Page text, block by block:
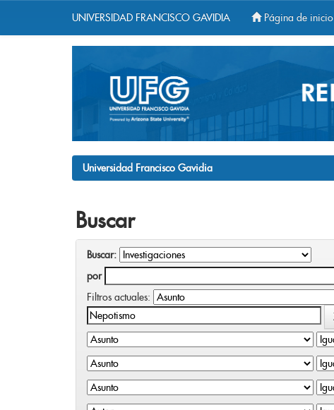
UNIVERSIDAD FRANCISCO GAVIDIA Página de inicio
Universidad Francisco Gavidia
Buscar
Buscar:
por
Filtros actuales: